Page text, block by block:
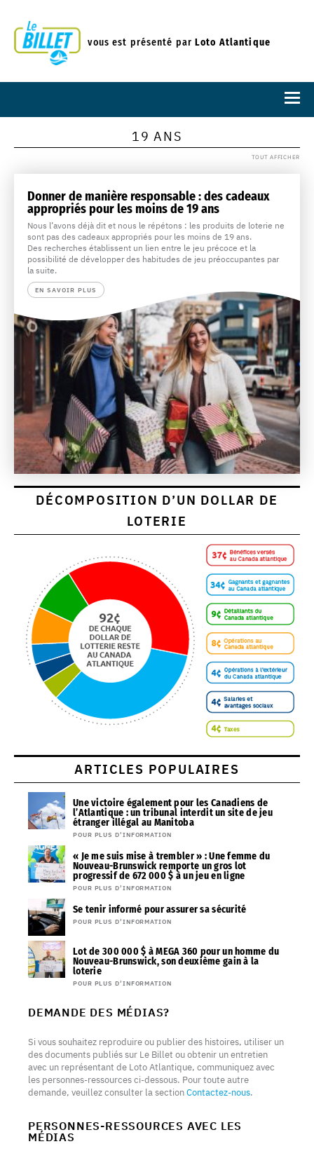
vous est présenté parLoto Atlantique
19 ANS
TOUT AFFICHER
Donner de manière responsable : des cadeaux
appropriés pour les moins de 19 ans
Nous l’avons déjà dit et nous le répétons : les produits de loterie ne
sont pas des cadeaux appropriés pour les moins de 19 ans.
Des recherches établissent un lien entre le jeu précoce et la
possibilité de développer des habitudes de jeu préoccupantes par
la suite.
EN SAVOIR PLUS
DÉCOMPOSITION D’UN DOLLAR DE
LOTERIE
ARTICLES POPULAIRES
Une victoire également pour les Canadiens de
l’Atlantique : un tribunal interdit un site de jeu
étranger illégal au Manitoba
POUR PLUS D’INFORMATION
« Je me suis mise à trembler » : Une femme du
Nouveau-Brunswick remporte un gros lot
progressif de 672 000 $ à un jeu en ligne
POUR PLUS D’INFORMATION
Se tenir informé pour assurer sa sécurité
POUR PLUS D’INFORMATION
Lot de 300 000 $ à MEGA 360 pour un homme du
Nouveau-Brunswick, son deuxième gain à la
loterie
POUR PLUS D’INFORMATION
DEMANDE DES MÉDIAS?
Si vous souhaitez reproduire ou publier des histoires, utiliser un
des documents publiés sur Le Billet ou obtenir un entretien
avec un représentant de Loto Atlantique, communiquez avec
les personnes-ressources ci-dessous. Pour toute autre
demande, veuillez consulter la sectionContactez-nous.
PERSONNES-RESSOURCES AVEC LES
MÉDIAS